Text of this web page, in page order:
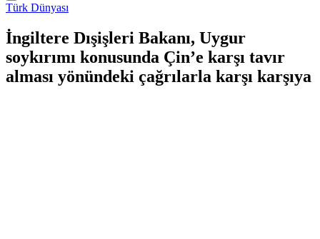
Türk Dünyası
İngiltere Dışişleri Bakanı, Uygur
soykırımı konusunda Çin’e karşı tavır
alması yönündeki çağrılarla karşı karşıya